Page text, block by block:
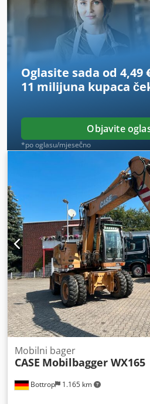
Oglasite sada od 4,49
11 milijuna kupaca
Objavite
*po oglasu/mjesečno
Bottrop 1.165 km
Mobilni bager
CASE Mobilbagger WX165